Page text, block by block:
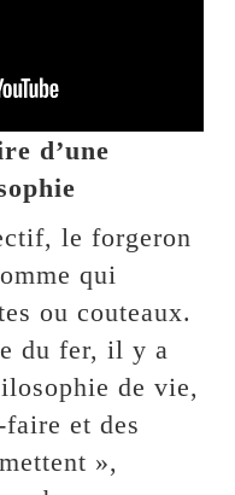
d’une
le forgeron
qui
ou couteaux.
du fer, il y a
de vie,
et des
»,